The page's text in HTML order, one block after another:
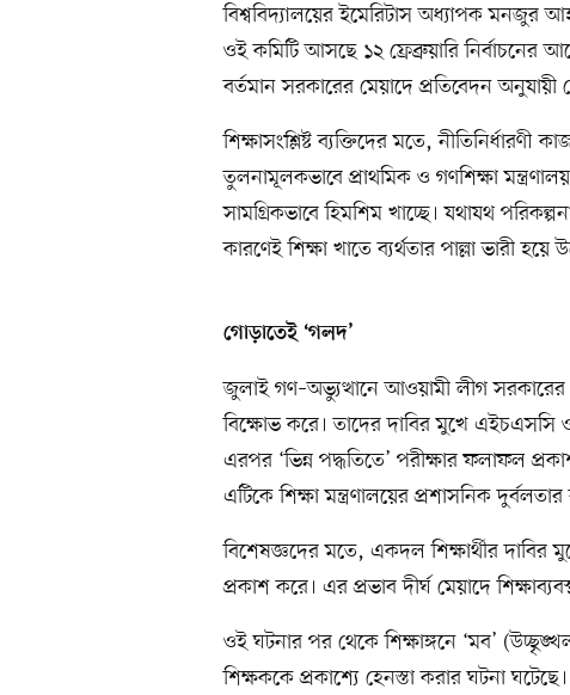
বিশ্ববিদ্যালয়ের ইমেরিটাস অধ্যাপক মনজুর
ওই কমিটি আসছে ১২ ফ্রেব্রুয়ারি নির্বাচনের
বর্তমান সরকারের মেয়াদে প্রতিবেদন
শিক্ষাসংশ্লিষ্ট ব্যক্তিদের মতে,
তুলনামূলকভাবে প্রাথমিক ও গণশিক্ষা
সামগ্রিকভাবে হিমশিম খাচ্ছে। যথাযথ
কারণেই শিক্ষা খাতে ব্যর্থতার পাল্লা ভারী হয়ে
গোড়াতেই ‘গলদ’
জুলাই গণ–অভ্যুত্থানে আওয়ামী লীগ
বিক্ষোভ করে। তাদের দাবির মুখে এইচএসসি
এরপর ‘ভিন্ন পদ্ধতিতে’ পরীক্ষার ফলাফল
এটিকে শিক্ষা মন্ত্রণালয়ের প্রশাসনিক
বিশেষজ্ঞদের মতে, একদল শিক্ষার্থীর দাবির
প্রকাশ করে। এর প্রভাব দীর্ঘ মেয়াদে
ওই ঘটনার পর থেকে শিক্ষাঙ্গনে ‘মব’
শিক্ষককে প্রকাশ্যে হেনস্তা করার ঘটনা